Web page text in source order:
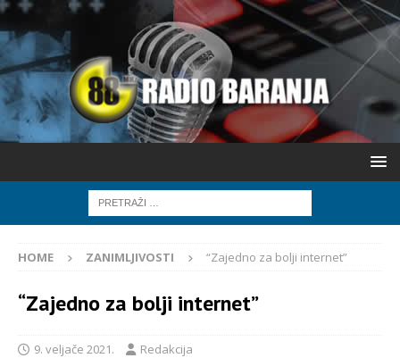
HOME ZANIMLJIVOSTI “Zajedno za bolji internet”
“Zajedno za bolji internet”
9. veljače 2021. Redakcija